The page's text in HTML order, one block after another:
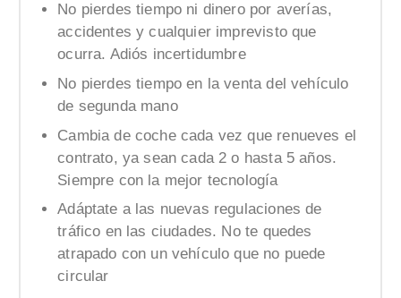
No pierdes tiempo ni dinero por averías,
accidentes y cualquier imprevisto que
ocurra. Adiós incertidumbre
No pierdes tiempo en la venta del vehículo
de segunda mano
Cambia de coche cada vez que renueves el
contrato, ya sean cada 2 o hasta 5 años.
Siempre con la mejor tecnología
Adáptate a las nuevas regulaciones de
tráfico en las ciudades. No te quedes
atrapado con un vehículo que no puede
circular